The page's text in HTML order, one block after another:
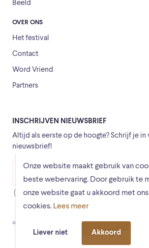
Onze website maakt gebruik van
beste webervaring. Door gebruik te
onze website gaat u akkoord met
cookies. Lees meer
Liever niet Akkoord
Beeld
OVER ONS
Het festival
Contact
Word Vriend
Partners
INSCHRIJVEN NIEUWSBRIEF
Altijd als eerste op de hoogte? Schrijf je in
nieuwsbrief!
Ik ga ermee akkoord dat mijn gegevens
© Schiermonnikoogfestival 2026 Voorwaarden